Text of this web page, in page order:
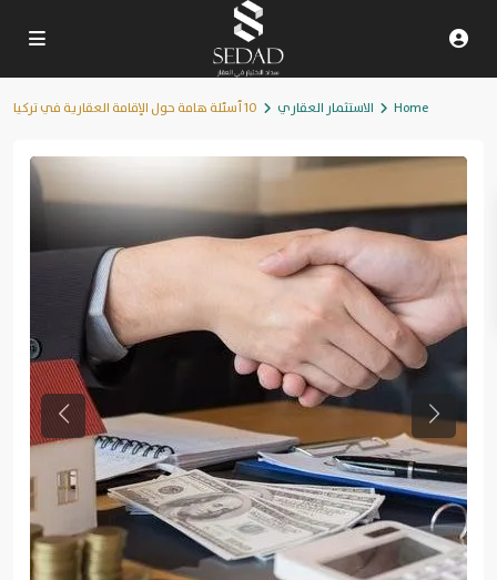
Home الاستثمار العقاري 10 أسئلة هامة حول الإقامة العقارية في تركيا
Previous Next